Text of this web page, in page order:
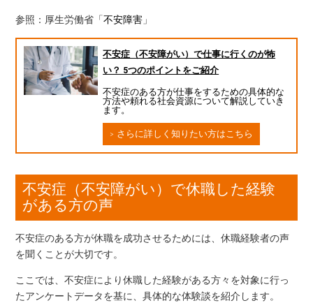
参照：厚生労働省「不安障害 」
不安症（不安障がい）で仕事に行くのが怖
い？ 5つのポイントをご紹介
不安症のある方が仕事をするための具体的な
方法や頼れる社会資源について解説していき
ます。
さらに詳しく知りたい方はこちら
不安症（不安障がい）で休職した経験
がある方の声
不安症のある方が休職を成功させるためには、休職経験者の声
を聞くことが大切です。
ここでは、不安症により休職した経験がある方々を対象に行っ
たアンケートデータを基に、具体的な体験談を紹介します。